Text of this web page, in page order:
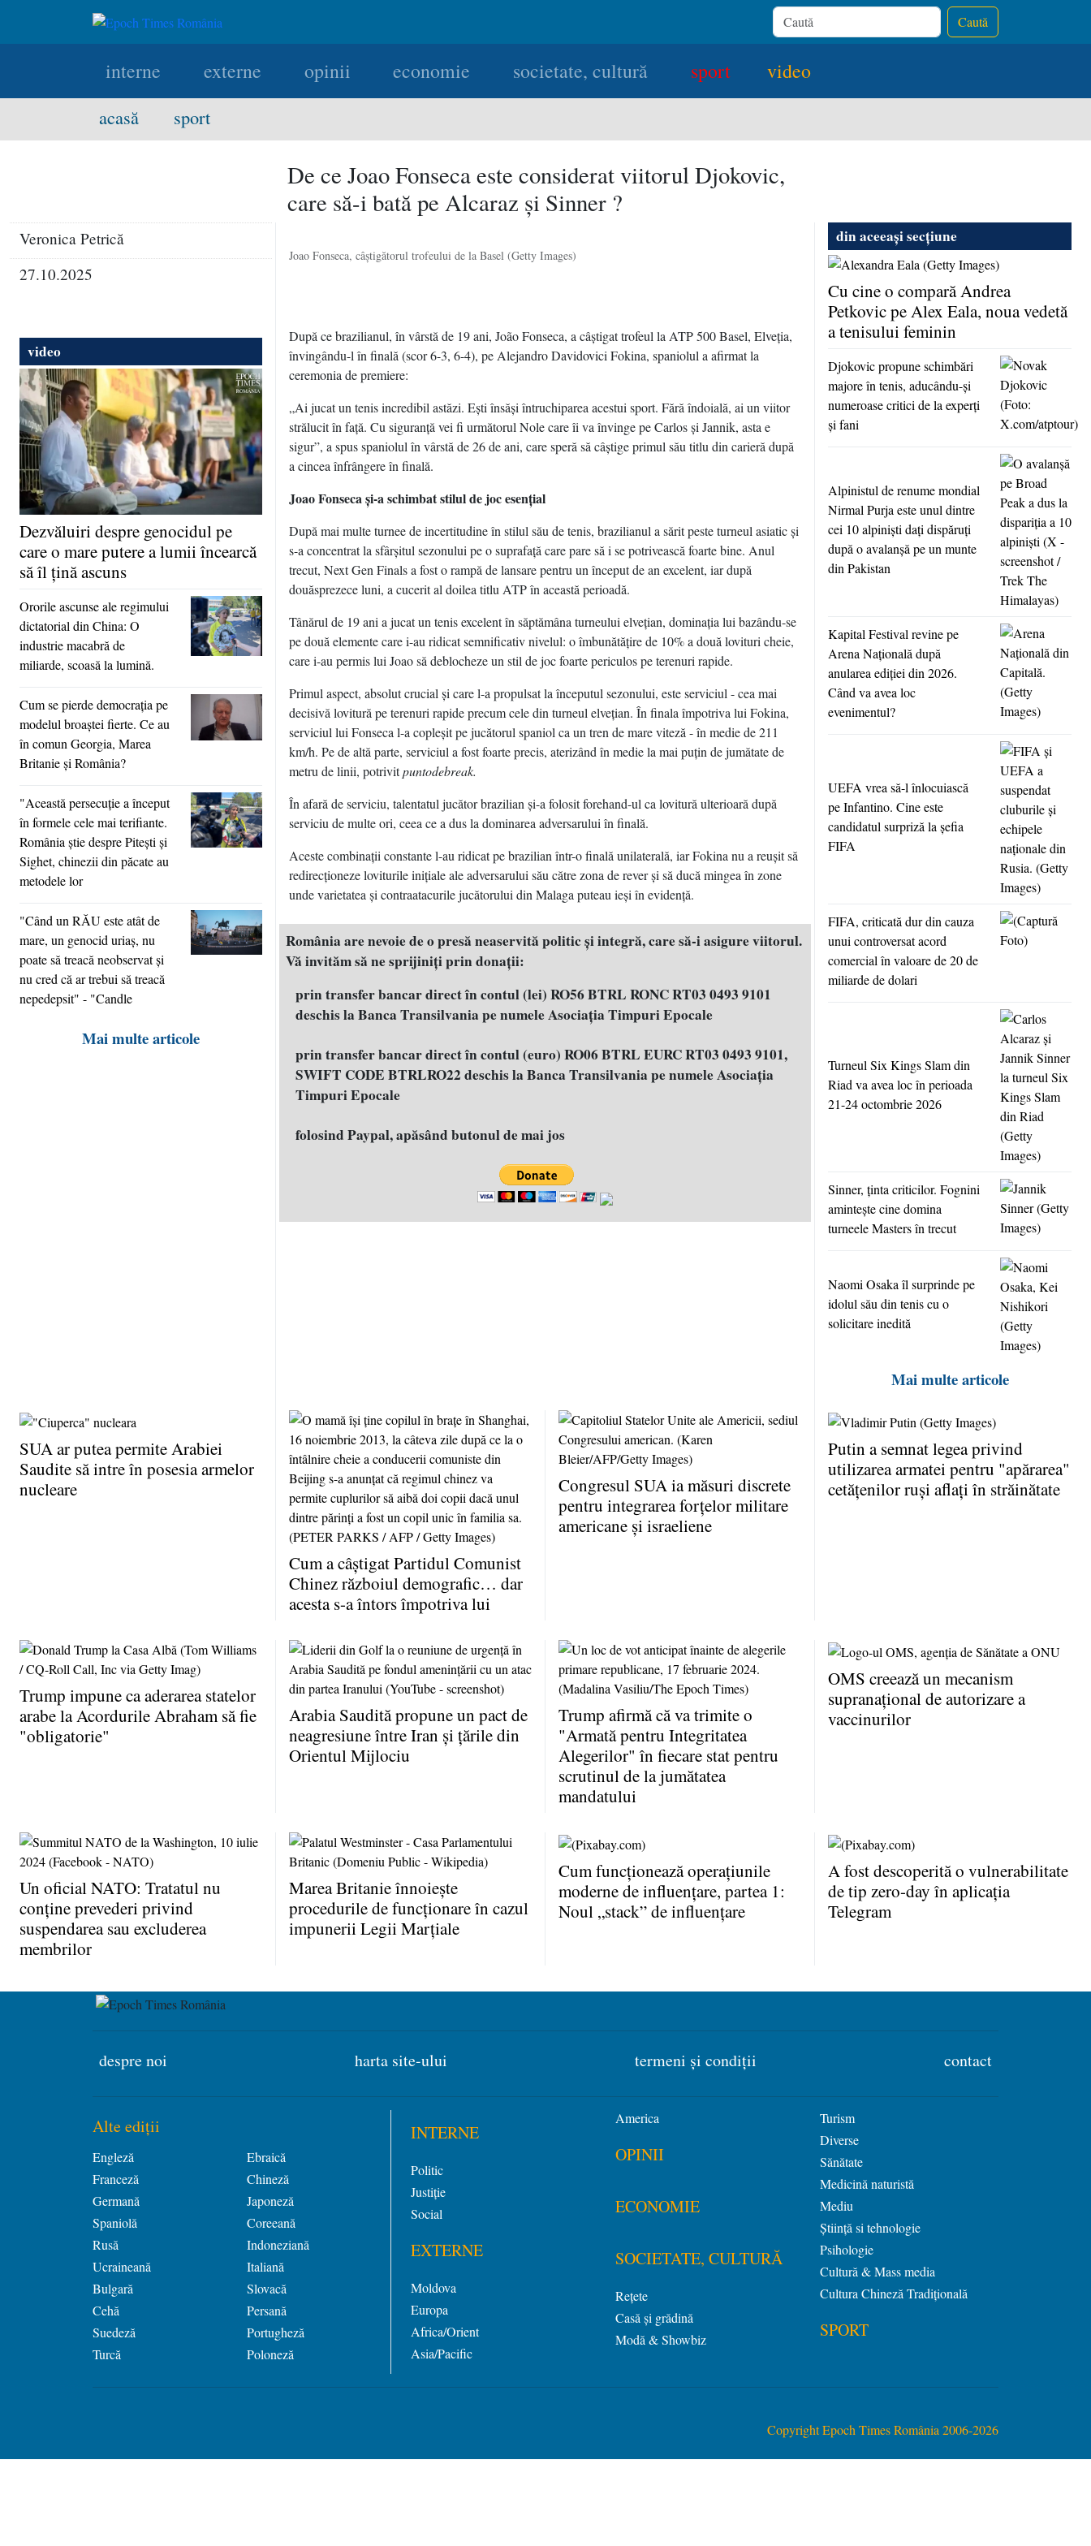
Caută
interne externe opinii economie societate, cultură sport video
acasă sport
De ce Joao Fonseca este considerat viitorul Djokovic,
care să-i bată pe Alcaraz şi Sinner ?
Veronica Petrică
27.10.2025
video
Dezvăluiri despre genocidul pe
care o mare putere a lumii încearcă
să îl ţină ascuns
Ororile ascunse ale regimului
dictatorial din China: O
industrie macabră de
miliarde, scoasă la lumină.
Cum se pierde democraţia pe
modelul broaştei fierte. Ce au
în comun Georgia, Marea
Britanie şi România?
"Această persecuţie a început
în formele cele mai terifiante.
România ştie despre Piteşti şi
Sighet, chinezii din păcate au
metodele lor
"Când un RĂU este atât de
mare, un genocid uriaş, nu
poate să treacă neobservat şi
nu cred că ar trebui să treacă
nepedepsit" - "Candle
Mai multe articole
Joao Fonseca, câştigătorul trofeului de la Basel (Getty Images)
După ce brazilianul, în vârstă de 19 ani, João Fonseca, a câştigat trofeul la ATP 500 Basel, Elveţia,
învingându-l în finală (scor 6-3, 6-4), pe Alejandro Davidovici Fokina, spaniolul a afirmat la
ceremonia de premiere:
„Ai jucat un tenis incredibil astăzi. Eşti însăşi întruchiparea acestui sport. Fără îndoială, ai un viitor
strălucit în faţă. Cu siguranţă vei fi următorul Nole care îi va învinge pe Carlos şi Jannik, asta e
sigur”, a spus spaniolul în vârstă de 26 de ani, care speră să câştige primul său titlu din carieră după
a cincea înfrângere în finală.
Joao Fonseca şi-a schimbat stilul de joc esenţial
După mai multe turnee de incertitudine în stilul său de tenis, brazilianul a sărit peste turneul asiatic şi
s-a concentrat la sfârşitul sezonului pe o suprafaţă care pare să i se potrivească foarte bine. Anul
trecut, Next Gen Finals a fost o rampă de lansare pentru un început de an excelent, iar după
douăsprezece luni, a cucerit al doilea titlu ATP în această perioadă.
Tânărul de 19 ani a jucat un tenis excelent în săptămâna turneului elveţian, dominaţia lui bazându-se
pe două elemente care i-au ridicat semnificativ nivelul: o îmbunătăţire de 10% a două lovituri cheie,
care i-au permis lui Joao să deblocheze un stil de joc foarte periculos pe terenuri rapide.
Primul aspect, absolut crucial şi care l-a propulsat la începutul sezonului, este serviciul - cea mai
decisivă lovitură pe terenuri rapide precum cele din turneul elveţian. În finala împotriva lui Fokina,
serviciul lui Fonseca l-a copleşit pe jucătorul spaniol ca un tren de mare viteză - în medie de 211
km/h. Pe de altă parte, serviciul a fost foarte precis, aterizând în medie la mai puţin de jumătate de
metru de linii, potrivitpuntodebreak.
În afară de serviciu, talentatul jucător brazilian şi-a folosit forehand-ul ca lovitură ulterioară după
serviciu de multe ori, ceea ce a dus la dominarea adversarului în finală.
Aceste combinaţii constante l-au ridicat pe brazilian într-o finală unilaterală, iar Fokina nu a reuşit să
redirecţioneze loviturile iniţiale ale adversarului său către zona de rever şi să ducă mingea în zone
unde varietatea şi contraatacurile jucătorului din Malaga puteau ieşi în evidenţă.
România are nevoie de o presă neaservită politic şi integră, care să-i asigure viitorul.
Vă invităm să ne sprijiniţi prin donaţii:
prin transfer bancar direct în contul (lei) RO56 BTRL RONC RT03 0493 9101
deschis la Banca Transilvania pe numele Asociația Timpuri Epocale
prin transfer bancar direct în contul (euro) RO06 BTRL EURC RT03 0493 9101,
SWIFT CODE BTRLRO22 deschis la Banca Transilvania pe numele Asociația
Timpuri Epocale
folosind Paypal, apăsând butonul de mai jos
din aceeași secțiune
Cu cine o compară Andrea
Petkovic pe Alex Eala, noua vedetă
a tenisului feminin
Djokovic propune schimbări
majore în tenis, aducându-şi
numeroase critici de la experţi
şi fani
Alpinistul de renume mondial
Nirmal Purja este unul dintre
cei 10 alpinişti daţi dispăruţi
după o avalanşă pe un munte
din Pakistan
Kapital Festival revine pe
Arena Naţională după
anularea ediţiei din 2026.
Când va avea loc
evenimentul?
UEFA vrea să-l înlocuiască
pe Infantino. Cine este
candidatul surpriză la şefia
FIFA
FIFA, criticată dur din cauza
unui controversat acord
comercial în valoare de 20 de
miliarde de dolari
Turneul Six Kings Slam din
Riad va avea loc în perioada
21-24 octombrie 2026
Sinner, ţinta criticilor. Fognini
aminteşte cine domina
turneele Masters în trecut
Naomi Osaka îl surprinde pe
idolul său din tenis cu o
solicitare inedită
Mai multe articole
SUA ar putea permite Arabiei
Saudite să intre în posesia armelor
nucleare
Cum a câştigat Partidul Comunist
Chinez războiul demografic… dar
acesta s-a întors împotriva lui
Congresul SUA ia măsuri discrete
pentru integrarea forţelor militare
americane şi israeliene
Putin a semnat legea privind
utilizarea armatei pentru "apărarea"
cetăţenilor ruşi aflaţi în străinătate
Trump impune ca aderarea statelor
arabe la Acordurile Abraham să fie
"obligatorie"
Arabia Saudită propune un pact de
neagresiune între Iran şi ţările din
Orientul Mijlociu
Trump afirmă că va trimite o
"Armată pentru Integritatea
Alegerilor" în fiecare stat pentru
scrutinul de la jumătatea
mandatului
OMS creează un mecanism
supranaţional de autorizare a
vaccinurilor
Un oficial NATO: Tratatul nu
conţine prevederi privind
suspendarea sau excluderea
membrilor
Marea Britanie înnoieşte
procedurile de funcţionare în cazul
impunerii Legii Marţiale
Cum funcţionează operaţiunile
moderne de influenţare, partea 1:
Noul „stack” de influenţare
A fost descoperită o vulnerabilitate
de tip zero-day în aplicaţia
Telegram
despre noi harta site-ului termeni și condiții contact
Alte ediții
Engleză
Ebraică
Franceză
Chineză
Germană
Japoneză
Spaniolă
Coreeană
Rusă
Indoneziană
Ucraineană
Italiană
Bulgară
Slovacă
Cehă
Persană
Suedeză
Portugheză
Turcă
Poloneză
INTERNE
Politic
Justiție
Social
EXTERNE
Moldova
Europa
Africa/Orient
Asia/Pacific
America
OPINII
ECONOMIE
SOCIETATE, CULTURĂ
Rețete
Casă și grădină
Modă & Showbiz
Turism
Diverse
Sănătate
Medicină naturistă
Mediu
Știință si tehnologie
Psihologie
Cultură & Mass media
Cultura Chineză Tradiţională
SPORT
Copyright Epoch Times România 2006-2026